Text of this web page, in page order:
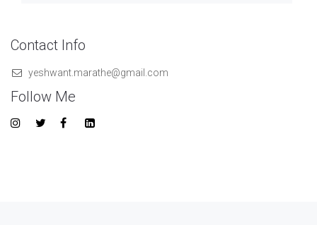
Contact Info
yeshwant.marathe@gmail.com
Follow Me